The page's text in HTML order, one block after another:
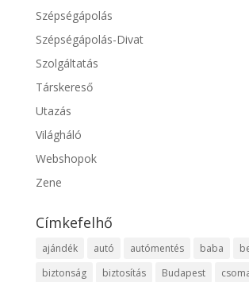
Szépségápolás
Szépségápolás-Divat
Szolgáltatás
Társkereső
Utazás
Világháló
Webshopok
Zene
Címkefelhő
ajándék autó autómentés baba
biztonság
biztosítás Budapest